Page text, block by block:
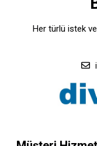
Her türlü istek